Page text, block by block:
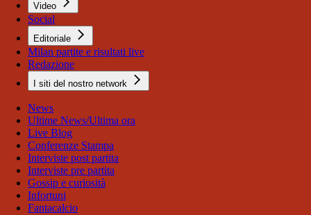
Video
Social
Editoriale
Milan partite e risultati live
Redazione
I siti del nostro network
News
Ultime News/Ultima ora
Live Blog
Conferenze Stampa
Interviste post partita
Interviste pre partita
Gossip e curiosità
Infortuni
Fantacalcio